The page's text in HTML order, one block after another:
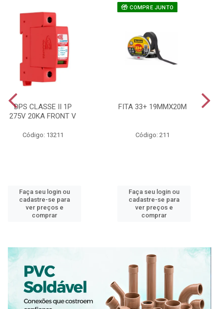
DPS CLASSE II 1P
275V 20KA FRONT V
Código: 13211
Faça seu login ou
cadastre-se para
ver preços e
comprar
COMPRE JUNTO
FITA 33+ 19MMX20M
Código: 211
Faça seu login ou
cadastre-se para
ver preços e
comprar